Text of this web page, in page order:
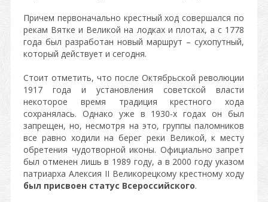
Причем первоначально крестный ход совершался по
рекам Вятке и Великой на лодках и плотах, а с 1778
года был разработан новый маршрут – сухопутный,
который действует и сегодня.
Стоит отметить, что после Октябрьской революции
1917 года и установления советской власти
некоторое время традиция крестного хода
сохранялась. Однако уже в 1930-х годах он был
запрещен, но, несмотря на это, группы паломников
все равно ходили на берег реки Великой, к месту
обретения чудотворной иконы. Официально запрет
был отменен лишь в 1989 году, а в 2000 году указом
патриарха Алексия II Великорецкому крестному ходу
был присвоен статус Всероссийского.